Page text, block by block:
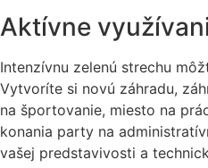
Aktívne
Intenzívnu zelenú strechu
Vytvoríte si novú záhradu,
na športovanie, miesto na
konania party na
vašej predstavivosti a